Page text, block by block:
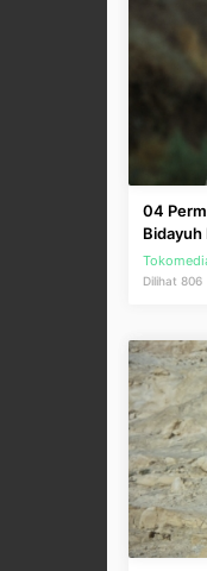
04
Bidayuh
Dilihat 806